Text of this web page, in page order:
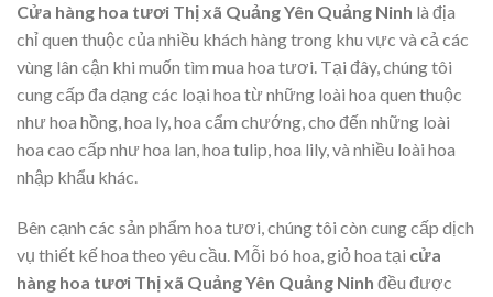
Cửa hàng hoa tươi Thị xã Quảng Yên Quảng Ninh là địa
chỉ quen thuộc của nhiều khách hàng trong khu vực và cả các
vùng lân cận khi muốn tìm mua hoa tươi. Tại đây, chúng tôi
cung cấp đa dạng các loại hoa từ những loài hoa quen thuộc
như hoa hồng, hoa ly, hoa cẩm chướng, cho đến những loài
hoa cao cấp như hoa lan, hoa tulip, hoa lily, và nhiều loài hoa
nhập khẩu khác.
Bên cạnh các sản phẩm hoa tươi, chúng tôi còn cung cấp dịch
vụ thiết kế hoa theo yêu cầu. Mỗi bó hoa, giỏ hoa tại cửa
hàng hoa tươi Thị xã Quảng Yên Quảng Ninh đều được